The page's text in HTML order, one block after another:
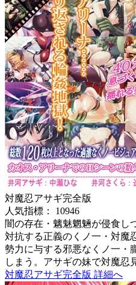
対魔忍アサギ完全版
人気指標： 10946
闇の存在・魑魅魍魎が侵食し
対抗する正義のくノ一・対魔
勢力に与する邪悪なくノ一・
しまう。アサギの妹で対魔忍
対魔忍アサギ完全版 詳細へ